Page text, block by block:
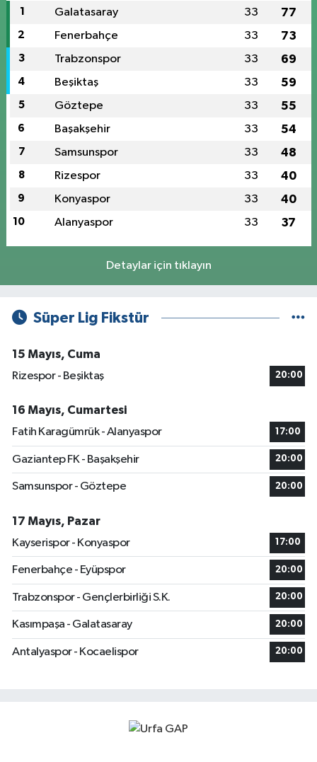
1 Galatasaray 33 77
2 Fenerbahçe 33 73
3 Trabzonspor 33 69
4 Beşiktaş 33 59
5 Göztepe 33 55
6 Başakşehir 33 54
7 Samsunspor 33 48
8 Rizespor 33 40
9 Konyaspor 33 40
10 Alanyaspor 33 37
Detaylar için tıklayın
Süper Lig Fikstür
15 Mayıs, Cuma
Rizespor - Beşiktaş
20:00
16 Mayıs, Cumartesi
Fatih Karagümrük - Alanyaspor
17:00
Gaziantep FK - Başakşehir 20:00
Samsunspor - Göztepe 20:00
17 Mayıs, Pazar
Kayserispor - Konyaspor
17:00
Fenerbahçe - Eyüpspor 20:00
Trabzonspor - Gençlerbirliği S.K. 20:00
Kasımpaşa - Galatasaray 20:00
Antalyaspor - Kocaelispor 20:00